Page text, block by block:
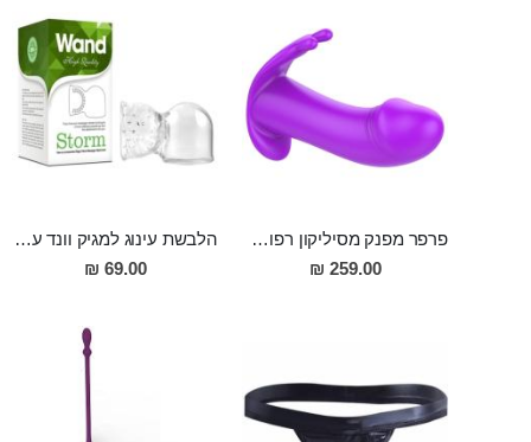
פרפר מפנק מסיליקון רפואי ניתן ללבישה מתחת לבגדים 12 סמ אורך, 4 סמ רוחב, עם שלט אל חוטי בעל 12 מצבי רטט CARNATION
259.00 ₪
הלבשת עינוג למגיק וונד עבור גבר מסיליקון
69.00 ₪